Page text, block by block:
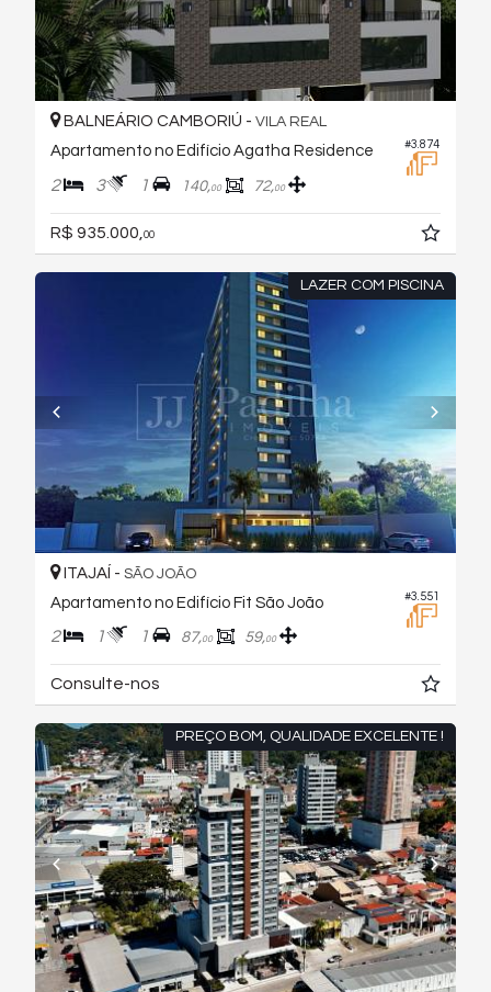
#3.874
BALNEÁRIO CAMBORIÚ - VILA REAL
Apartamento no Edifício Agatha Residence
2 3 1 140,00 72,00
R$ 935.000, 00
LAZER COM PISCINA
#3.551
ITAJAÍ - SÃO JOÃO
Apartamento no Edifício Fit São João
2 1 1 87,00 59,00
Consulte-nos
PREÇO BOM, QUALIDADE EXCELENTE !